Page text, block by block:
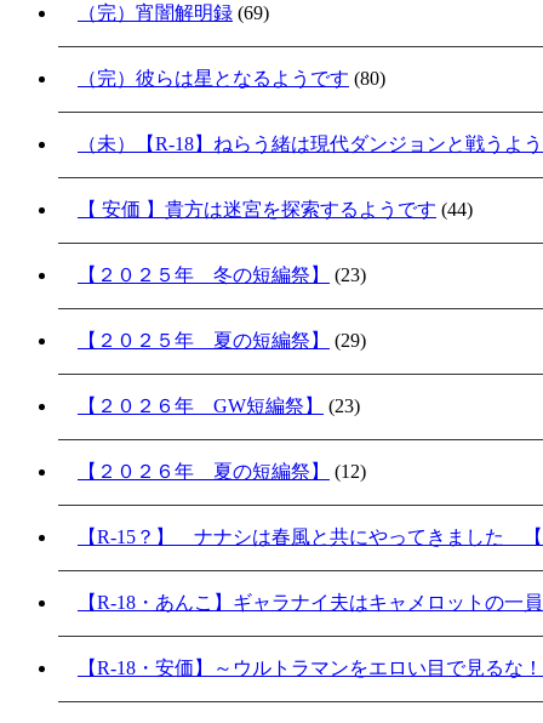
（完）宵闇解明録 (69)
（完）彼らは星となるようです (80)
（未）【R-18】ねらう緒は現代ダンジョンと戦うよ
【 安価 】貴方は迷宮を探索するようです (44)
【２０２５年 冬の短編祭】 (23)
【２０２５年 夏の短編祭】 (29)
【２０２６年 GW短編祭】 (23)
【２０２６年 夏の短編祭】 (12)
【R-15？】 ナナシは春風と共にやってきました
【R-18・あんこ】ギャラナイ夫はキャメロットの一
【R-18・安価】～ウルトラマンをエロい目で見るな